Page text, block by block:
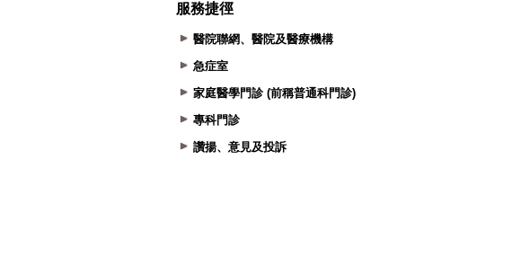
服務捷徑
醫院聯網、醫院及醫療機構
急症室
家庭醫學門診 (前稱普通科門診)
專科門診
讚揚、意見及投訴